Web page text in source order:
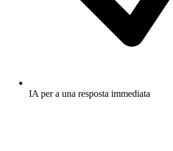
IA per a una resposta immediata